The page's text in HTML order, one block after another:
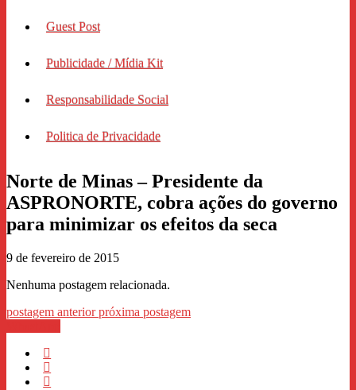
Guest Post
Publicidade / Mídia Kit
Responsabilidade Social
Politica de Privacidade
Norte de Minas – Presidente da
ASPRONORTE, cobra ações do governo
para minimizar os efeitos da seca
9 de fevereiro de 2015
Nenhuma postagem relacionada.
postagem anteriorpróxima postagem